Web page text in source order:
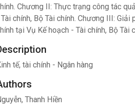
Chương II: Thực trạng công tác
chính, Bộ Tài chính. Chương III:
tại Vụ Kế hoạch - Tài chính, Bộ Tài
tế, tài chính - Ngân hàng
Thanh Hiền